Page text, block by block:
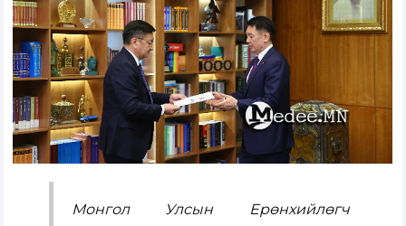
Монгол Улсын Ерөнхийлөгч